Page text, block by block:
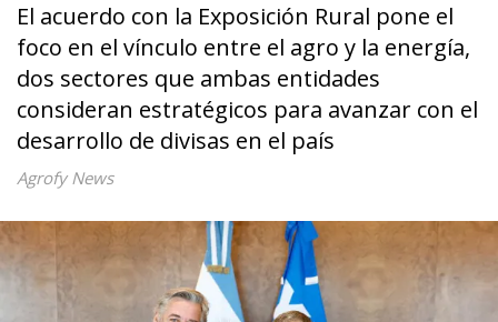
El acuerdo con la Exposición Rural pone el
foco en el vínculo entre el agro y la energía,
dos sectores que ambas entidades
consideran estratégicos para avanzar con el
desarrollo de divisas en el país
Agrofy News